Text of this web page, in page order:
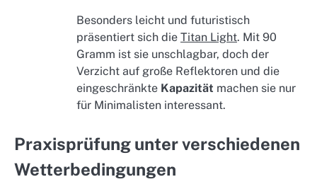
Besonders leicht und futuristisch
präsentiert sich die Titan Light. Mit 90
Gramm ist sie unschlagbar, doch der
Verzicht auf große Reflektoren und die
eingeschränkte Kapazität machen sie nur
für Minimalisten interessant.
Praxisprüfung unter verschiedenen
Wetterbedingungen